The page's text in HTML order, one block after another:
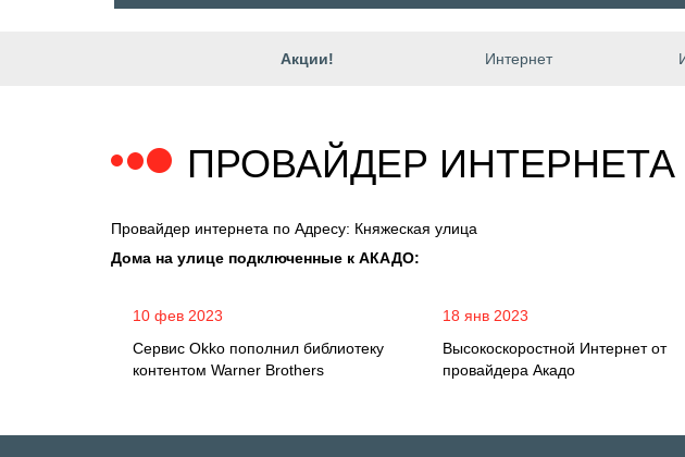
Акции! Интернет
ПРОВАЙДЕР
Провайдер интернета по Адресу: Княжеская улица
Дома на улице подключенные к АКАДО:
10 фев 2023
Сервис Okko пополнил библиотеку
контентом Warner Brothers
18 янв 2023
Высокоскоростной Интернет от
провайдера Акадо